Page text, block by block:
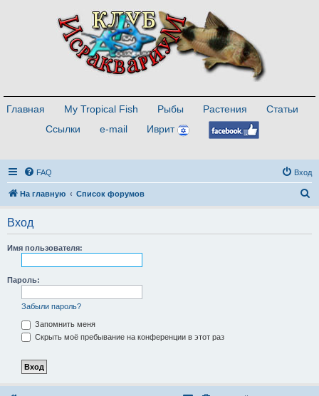
Главная My Tropical Fish Рыбы Растения
Статьи
Ссылки
e-mail Иврит
FAQ Вход
На главную Список форумов
Вход
Имя пользователя:
Пароль:
Забыли пароль?
Запомнить меня
Скрыть моё пребывание на конференции в этот раз